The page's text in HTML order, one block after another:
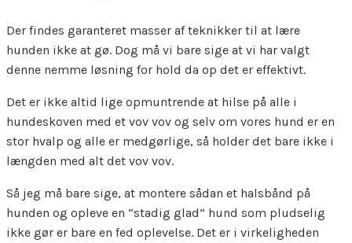
Der findes garanteret masser af teknikker til at lære
hunden ikke at gø. Dog må vi bare sige at vi har valgt
denne nemme løsning for hold da op det er effektivt.
Det er ikke altid lige opmuntrende at hilse på alle i
hundeskoven med et vov vov og selv om vores hund er en
stor hvalp og alle er medgørlige, så holder det bare ikke i
længden med alt det vov vov.
Så jeg må bare sige, at montere sådan et halsbånd på
hunden og opleve en “stadig glad” hund som pludselig
ikke gør er bare en fed oplevelse. Det er i virkeligheden